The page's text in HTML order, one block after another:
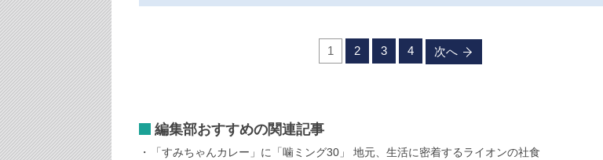
1 2 3 4 次へ
編集部おすすめの関連記事
「すみちゃんカレー」に「噛ミング30」 地元、生活に密着するライオンの社食